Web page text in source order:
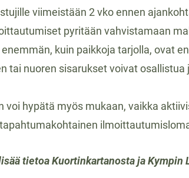
viimeistään 2 vko ennen
pyritään vahvistamaan
kuin paikkoja tarjolla, ovat
tai nuoren sisarukset voivat
voi hypätä myös mukaan, vaikka
tietoa Kuortinkartanosta ja Kympin